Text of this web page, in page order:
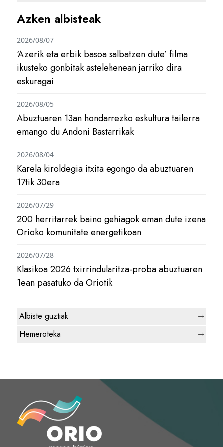
Azken albisteak
‘Azerik eta erbik basoa salbatzen dute’ filma
ikusteko gonbitak astelehenean jarriko dira
eskuragai
2026/08/07
Abuztuaren 13an hondarrezko eskultura tailerra
emango du Andoni Bastarrikak
2026/08/05
Karela kiroldegia itxita egongo da abuztuaren
17tik 30era
2026/08/04
200 herritarrek baino gehiagok eman dute izena
Orioko komunitate energetikoan
2026/07/29
Klasikoa 2026 txirrindularitza-proba abuztuaren
1ean pasatuko da Oriotik
2026/07/28
Albiste guztiak
Hemeroteka